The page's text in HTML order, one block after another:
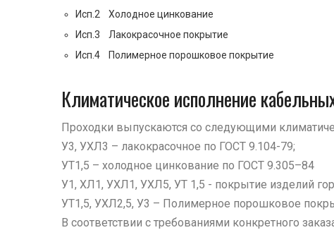
Исп.2 Холодное цинкование
Исп.3 Лакокрасочное покрытие
Исп.4 Полимерное порошковое покрытие
Климатическое исполнение
Проходки выпускаются со следующими
У3, УХЛ3 – лакокрасочное по ГОСТ 9.104-79;
УТ1,5 – холодное цинкование по ГОСТ 9.305–84
У1, ХЛ1, УХЛ1, УХЛ5, УТ 1,5 - покрытие изделий
УТ1,5, УХЛ2,5, У3 – Полимерное порошковое
В соответствии с требованиями конкретного